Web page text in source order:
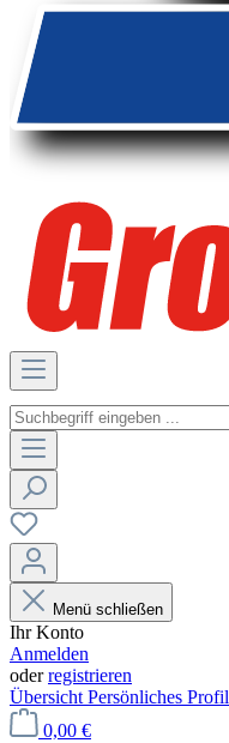
Menü schließen
Ihr Konto
Anmelden
oderregistrieren
Übersicht Persönliches Profil
0,00 €